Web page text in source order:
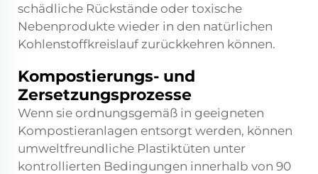
schädliche Rückstände oder toxische
Nebenprodukte wieder in den natürlichen
Kohlenstoffkreislauf zurückkehren können.
Kompostierungs- und
Zersetzungsprozesse
Wenn sie ordnungsgemäß in geeigneten
Kompostieranlagen entsorgt werden, können
umweltfreundliche Plastiktüten unter
kontrollierten Bedingungen innerhalb von 90